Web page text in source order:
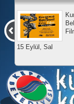
15 Eylül, Sal